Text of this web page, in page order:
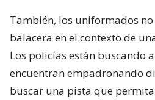
También, los uniformados
balacera en el contexto de
Los policías están buscando
encuentran empadronando
buscar una pista que